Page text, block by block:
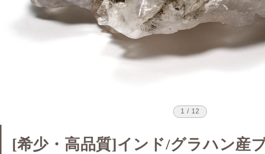
1 / 12
[希少・高品質]インド/グラハン産